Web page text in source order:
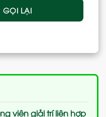
GỌI LẠI
viên giải trí liên hợp